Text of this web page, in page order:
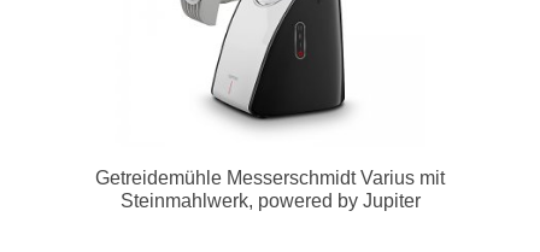
Getreidemühle Messerschmidt Varius mit
Steinmahlwerk, powered by Jupiter